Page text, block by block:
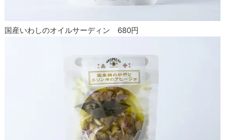
国産いわしのオイルサーディン 680円